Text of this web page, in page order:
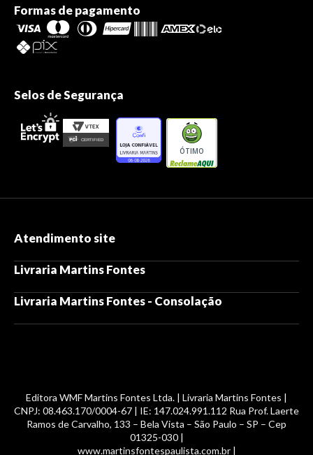
Formas de pagamento
Selos de Segurança
ÓTIMO
Atendimento site
Livraria Martins Fontes
Livraria Martins Fontes - Consolação
Editora WMF Martins Fontes Ltda. | Livraria Martins Fontes |
CNPJ: 08.463.170/0004-67 | IE: 147.024.991.112 Rua Prof. Laerte
Ramos de Carvalho, 133 – Bela Vista – São Paulo – SP – Cep
01325-030 |
www.martinsfontespaulista.com.br |